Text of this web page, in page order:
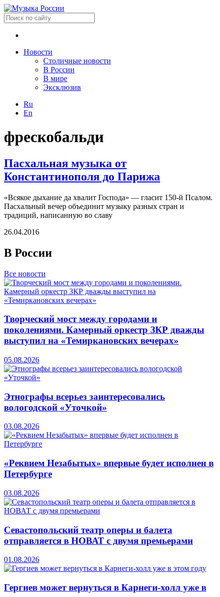
Новости
Столичные новости
В России
В мире
Эксклюзив
Ru
En
фрескобальди
Пасхальная музыка от
Константинополя до Парижа
«Всякое дыхание да хвалит Господа» — гласит 150-й Псалом.
Пасхальный вечер объединит музыку разных стран и
традиций, написанную во славу
26.04.2016
В России
Все новости
Творческий мост между городами и
поколениями. Камерный оркестр ЗКР дважды
выступил на «Темиркановских вечерах»
05.08.2026
Этнографы всерьез заинтересовались
вологодской «Уточкой»
03.08.2026
«Реквием Незабытых» впервые будет исполнен в
Петербурге
03.08.2026
Севастопольский театр оперы и балета
отправляется в НОВАТ с двумя премьерами
01.08.2026
Гергиев может вернуться в Карнеги-холл уже в